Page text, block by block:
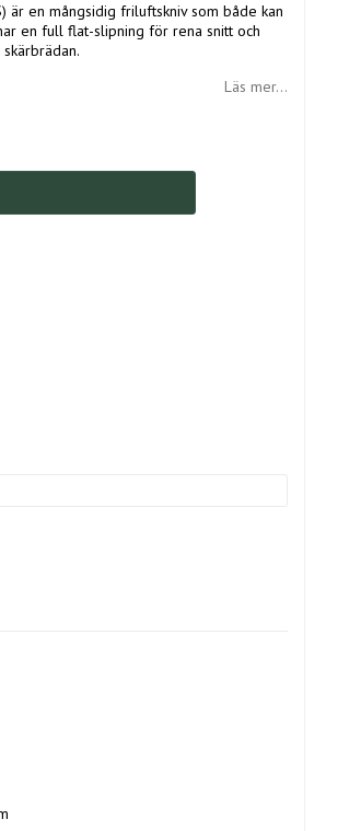
en mångsidig friluftskniv som både kan
en full flat-slipning för rena snitt och
Läs mer...